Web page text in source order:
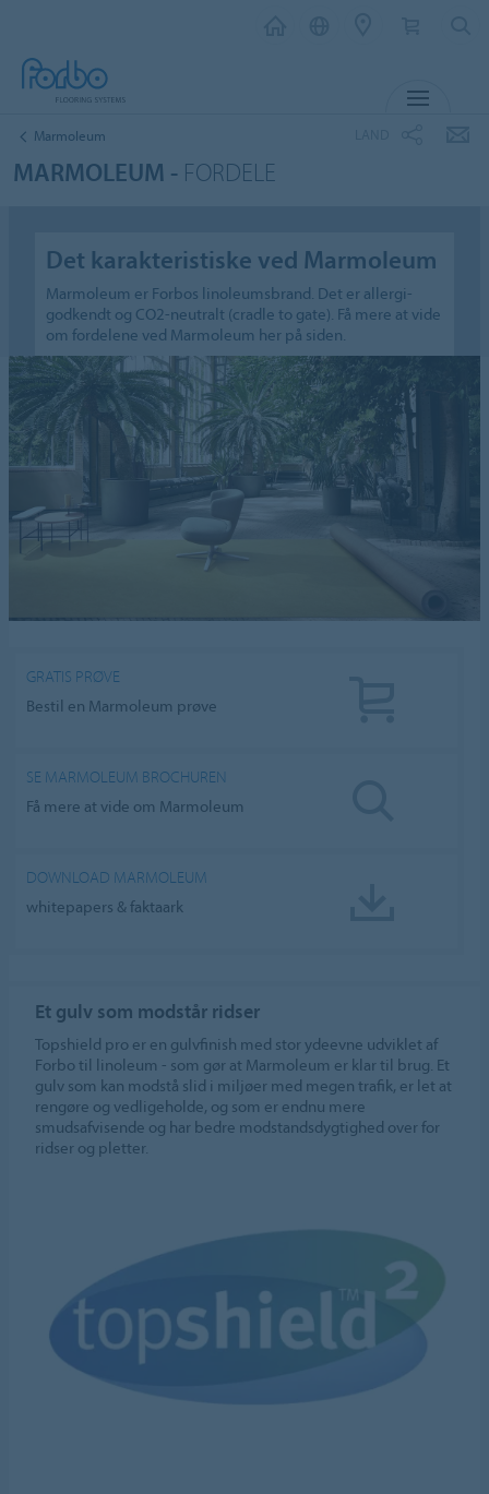
Marmoleum
MARMOLEUM - FORDELE
Det karakteristiske ved Marmoleum
Marmoleum er Forbos linoleumsbrand. Det er allergi-
godkendt og CO2-neutralt (cradle to gate). Få mere at vide
om fordelene ved Marmoleum her på siden.
GRATIS PRØVE
Bestil en Marmoleum prøve
SE MARMOLEUM BROCHUREN
Få mere at vide om Marmoleum
DOWNLOAD MARMOLEUM
whitepapers & faktaark
Et gulv som modstår ridser
Topshield pro er en gulvfinish med stor ydeevne udviklet af
Forbo til linoleum - som gør at Marmoleum er klar til brug. Et
gulv som kan modstå slid i miljøer med megen trafik, er let at
rengøre og vedligeholde, og som er endnu mere
smudsafvisende og har bedre modstandsdygtighed over for
ridser og pletter.